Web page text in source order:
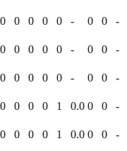
0 0 0 0 0 - 0 0 -
0 0 0 0 0 - 0 0 -
0 0 0 0 0 - 0 0 -
0 0 0 0 1 0.0 0 0 -
0 0 0 0 1 0.0 0 0
-